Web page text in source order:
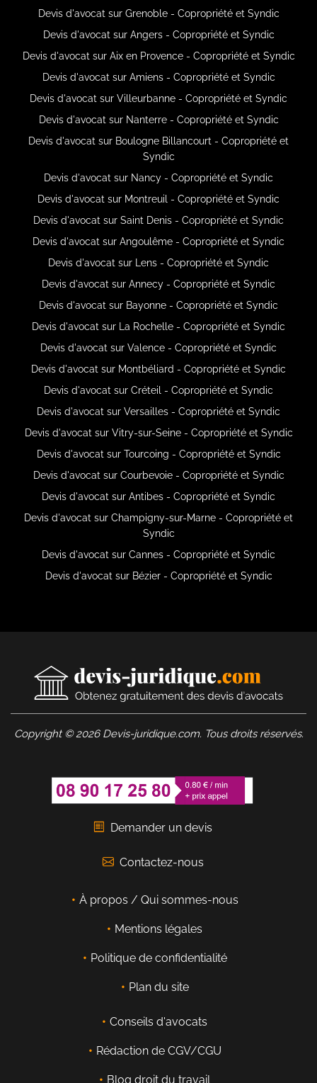
Devis d'avocat sur Grenoble - Copropriété et Syndic
Devis d'avocat sur Angers - Copropriété et Syndic
Devis d'avocat sur Aix en Provence - Copropriété et Syndic
Devis d'avocat sur Amiens - Copropriété et Syndic
Devis d'avocat sur Villeurbanne - Copropriété et Syndic
Devis d'avocat sur Nanterre - Copropriété et Syndic
Devis d'avocat sur Boulogne Billancourt - Copropriété et
Syndic
Devis d'avocat sur Nancy - Copropriété et Syndic
Devis d'avocat sur Montreuil - Copropriété et Syndic
Devis d'avocat sur Saint Denis - Copropriété et Syndic
Devis d'avocat sur Angoulême - Copropriété et Syndic
Devis d'avocat sur Lens - Copropriété et Syndic
Devis d'avocat sur Annecy - Copropriété et Syndic
Devis d'avocat sur Bayonne - Copropriété et Syndic
Devis d'avocat sur La Rochelle - Copropriété et Syndic
Devis d'avocat sur Valence - Copropriété et Syndic
Devis d'avocat sur Montbéliard - Copropriété et Syndic
Devis d'avocat sur Créteil - Copropriété et Syndic
Devis d'avocat sur Versailles - Copropriété et Syndic
Devis d'avocat sur Vitry-sur-Seine - Copropriété et Syndic
Devis d'avocat sur Tourcoing - Copropriété et Syndic
Devis d'avocat sur Courbevoie - Copropriété et Syndic
Devis d'avocat sur Antibes - Copropriété et Syndic
Devis d'avocat sur Champigny-sur-Marne - Copropriété et
Syndic
Devis d'avocat sur Cannes - Copropriété et Syndic
Devis d'avocat sur Bézier - Copropriété et Syndic
Copyright © 2026 Devis-juridique.com. Tous droits réservés.
Demander un devis
Contactez-nous
À propos / Qui sommes-nous
Mentions légales
Politique de confidentialité
Plan du site
Conseils d'avocats
Rédaction de CGV/CGU
Blog droit du travail